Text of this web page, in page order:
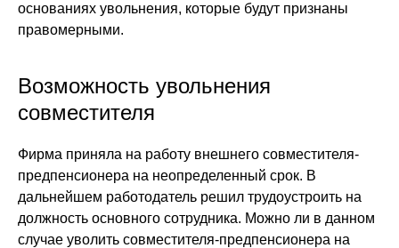
основаниях увольнения, которые будут признаны
правомерными.
Возможность увольнения
совместителя
Фирма приняла на работу внешнего совместителя-
предпенсионера на неопределенный срок. В
дальнейшем работодатель решил трудоустроить на
должность основного сотрудника. Можно ли в данном
случае уволить совместителя-предпенсионера на